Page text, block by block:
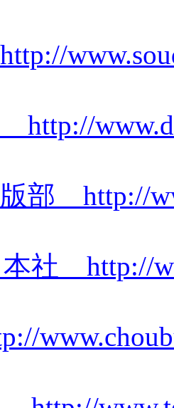
部 http://
社 http://